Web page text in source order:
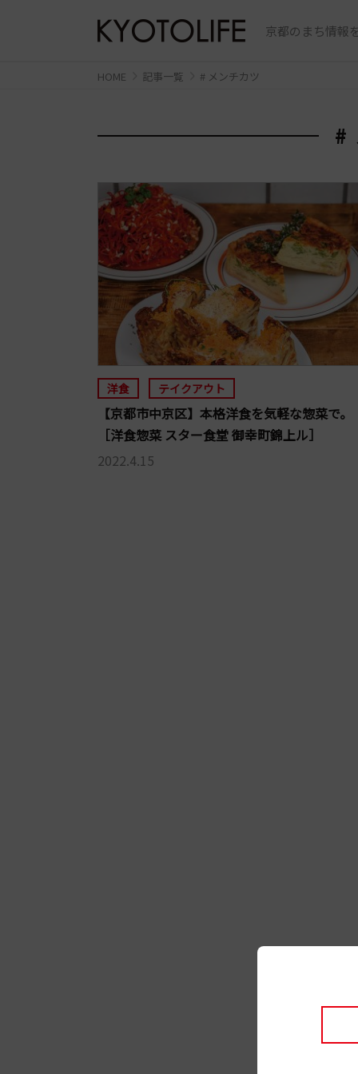
京都のまち情報
HOME 記事一覧 # メンチカツ
#
洋食 テイクアウト
【京都市中京区】本格洋食を気軽な惣菜で。
［洋食惣菜 スター食堂 御幸町錦上ル］
2022.4.15